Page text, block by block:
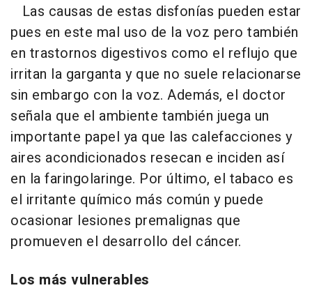
Las causas de estas disfonías pueden estar
pues en este mal uso de la voz pero también
en trastornos digestivos como el reflujo que
irritan la garganta y que no suele relacionarse
sin embargo con la voz. Además, el doctor
señala que el ambiente también juega un
importante papel ya que las calefacciones y
aires acondicionados resecan e inciden así
en la faringolaringe. Por último, el tabaco es
el irritante químico más común y puede
ocasionar lesiones premalignas que
promueven el desarrollo del cáncer.
Los más vulnerables